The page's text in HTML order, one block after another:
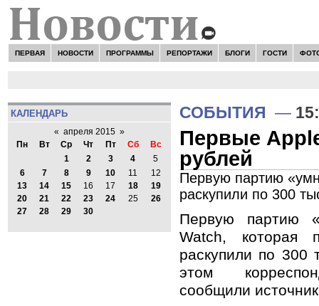
ПЕРВАЯ НОВОСТИ ПРОГРАММЫ РЕПОРТАЖИ БЛОГИ ГОСТИ
КАЛЕНДАРЬ
« апреля 2015 »
Пн
Вт Ср Чт Пт Сб
Вс
1
2 3 4
5
6
7 8 9 10 11
12
13
14 15 16 17 18
19
20
21 22 23 24 25
26
27
28 29 30
СОБЫТИЯ —
Первые
рублей
Первую партию
раскупили по 300
Первую партию
Watch, которая
раскупили по 300
этом
сообщили